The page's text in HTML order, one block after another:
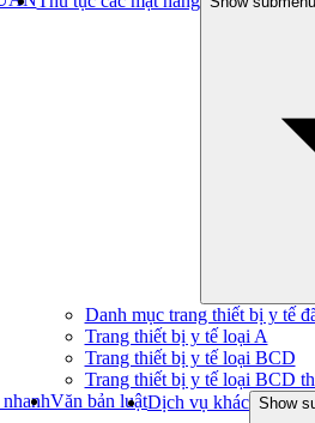
Danh mục trang thiết bị y tế
Trang thiết bị y tế loại A
Trang thiết bị y tế loại BCD
Trang thiết bị y tế loại BCD
Văn bản luậtDịch vụ khác Show